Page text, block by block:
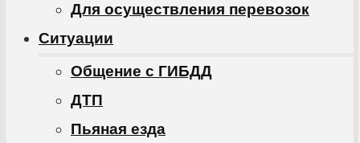
Для осуществления перевозок
Ситуации
Общение с ГИБДД
ДТП
Пьяная езда